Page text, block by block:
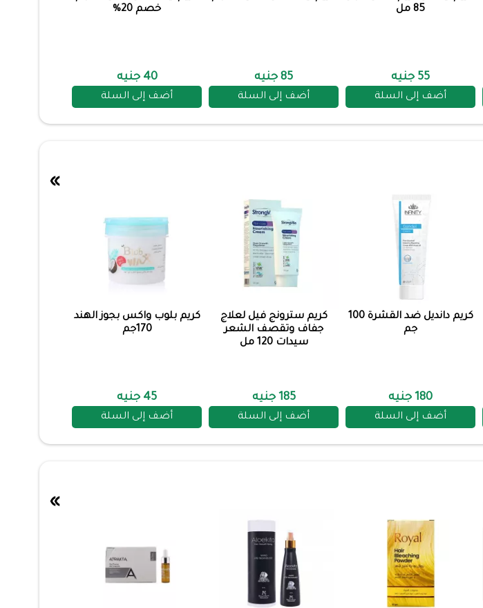
85 مل
55 جنيه
أضف إلى السلة
85 جنيه
أضف إلى السلة
خصم 20%
40 جنيه
أضف إلى السلة
كريم دانديل ضد القشرة 100
جم
180 جنيه
أضف إلى السلة
كريم سترونج فيل لعلاج
جفاف وتقصف الشعر
سيدات 120 مل
185 جنيه
أضف إلى السلة
كريم بلوب واكس بجوز الهند
170جم
45 جنيه
أضف إلى السلة
»
»